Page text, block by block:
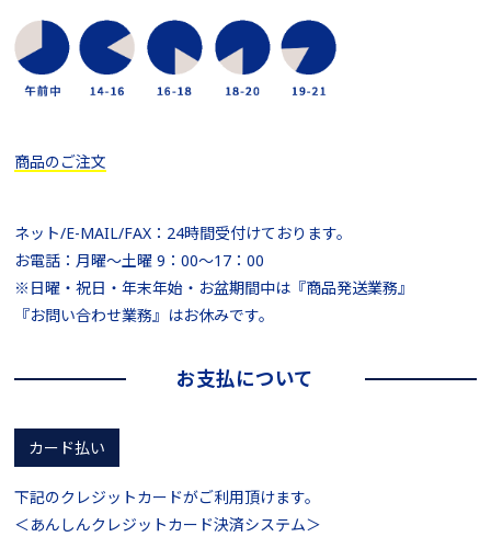
商品のご注文
ネット/E-MAIL/FAX：24時間受付けております。
お電話：月曜～土曜 9：00～17：00
※日曜・祝日・年末年始・お盆期間中は『商品発送業務』
『お問い合わせ業務』はお休みです。
お支払について
カード払い
下記のクレジットカードがご利用頂けます。
＜あんしんクレジットカード決済システム＞